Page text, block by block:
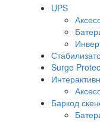
UPS
Surge
Баркод